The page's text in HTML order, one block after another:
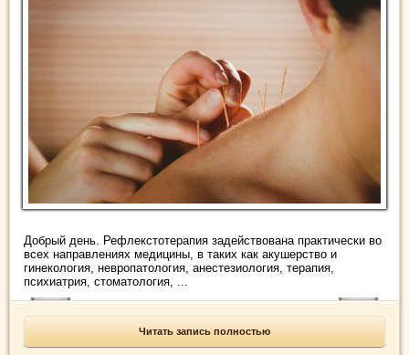
Добрый день. Рефлекстотерапия задействована практически во
всех направлениях медицины, в таких как акушерство и
гинекология, невропатология, анестезиология, терапия,
психиатрия, стоматология, ...
Читать запись полностью